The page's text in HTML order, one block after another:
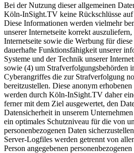
Bei der Nutzung dieser allgemeinen
Köln-InSight.TV keine Rückschlüsse auf
Diese Informationen werden vielmehr
unserer Internetseite korrekt
Internetseite sowie die Werbung für
dauerhafte Funktionsfähigkeit unserer
Systeme und der Technik unserer
sowie (4) um Strafverfolgungsbehörden
Cyberangriffes die zur Strafverfolgung
bereitzustellen. Diese anonym
werden durch Köln-InSight.TV daher
ferner mit dem Ziel ausgewertet, den
Datensicherheit in unserem
ein optimales Schutzniveau für die von
personenbezogenen Daten
Server-Logfiles werden getrennt von
Person angegebenen